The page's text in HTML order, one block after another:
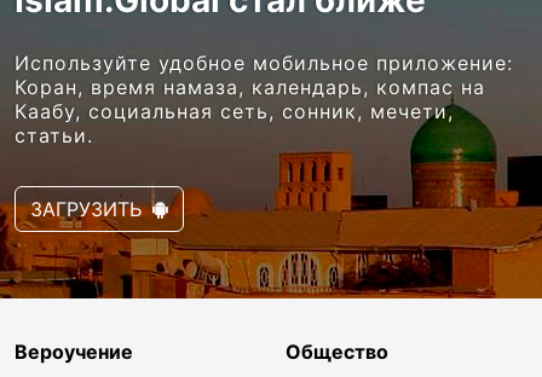
Используйте удобное мобильное приложение:
Коран, время намаза, календарь, компас на
Каабу, социальная сеть, сонник, мечети,
статьи.
ЗАГРУЗИТЬ
Вероучение
Общество